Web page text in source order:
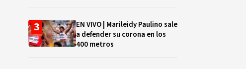
EN VIVO | Marileidy Paulino sale
a defender su corona en los
400 metros